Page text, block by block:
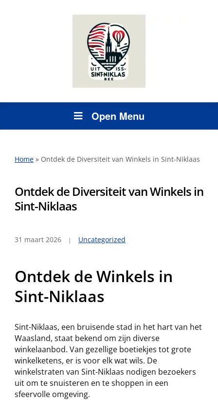
Open Menu
Home » Ontdek de Diversiteit van Winkels in Sint-Niklaas
Ontdek de Diversiteit van Winkels in
Sint-Niklaas
31 maart 2026 Uncategorized
Ontdek de Winkels in
Sint-Niklaas
Sint-Niklaas, een bruisende stad in het hart van het
Waasland, staat bekend om zijn diverse
winkelaanbod. Van gezellige boetiekjes tot grote
winkelketens, er is voor elk wat wils. De
winkelstraten van Sint-Niklaas nodigen bezoekers
uit om te snuisteren en te shoppen in een
sfeervolle omgeving.